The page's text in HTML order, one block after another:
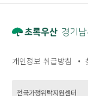
개인정보 취급방침